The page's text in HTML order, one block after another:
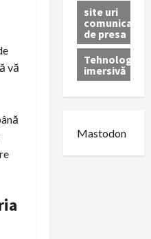
vă
site uri
comunicate
de presa
Tehnologie
imersivă
Mastodon